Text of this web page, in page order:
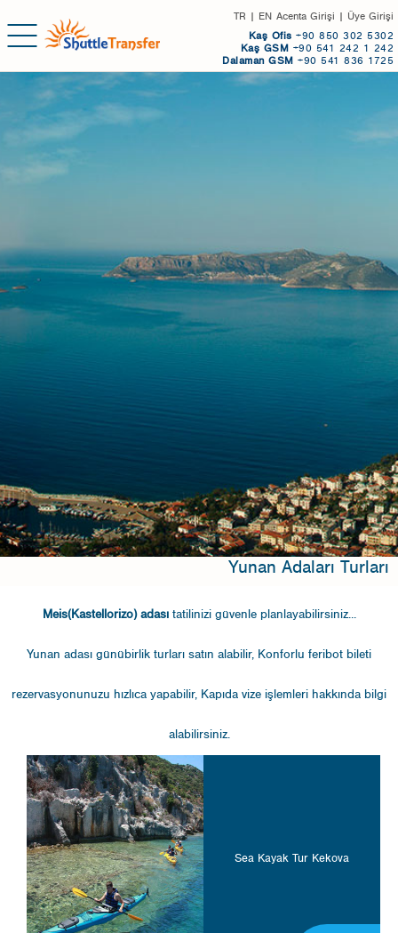
Acenta Girişi | Üye Girişi
TR | EN
Kaş Ofis +90 850 302 5302
Kaş GSM +90 541 242 1 242
Dalaman GSM +90 541 836 1725
Yunan Adaları Turları
Meis(Kastellorizo) adasıtatilinizi güvenle planlayabilirsiniz...
Yunan adası günübirlik turları satın alabilir, Konforlu feribot bileti
rezervasyonunuzu hızlıca yapabilir, Kapıda vize işlemleri hakkında bilgi
alabilirsiniz.
Sea Kayak Tur Kekova